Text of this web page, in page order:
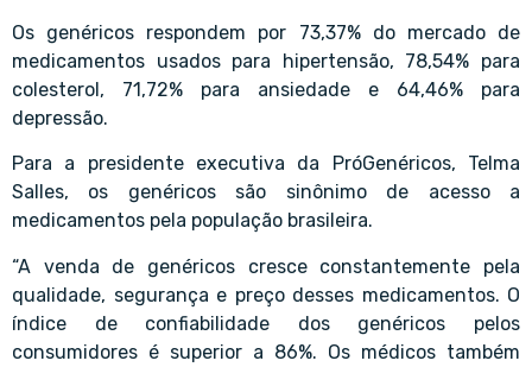
Os genéricos respondem por 73,37% do mercado de
medicamentos usados para hipertensão, 78,54% para
colesterol, 71,72% para ansiedade e 64,46% para
depressão.
Para a presidente executiva da PróGenéricos, Telma
Salles, os genéricos são sinônimo de acesso a
medicamentos pela população brasileira.
“A venda de genéricos cresce constantemente pela
qualidade, segurança e preço desses medicamentos. O
índice de confiabilidade dos genéricos pelos
consumidores é superior a 86%. Os médicos também